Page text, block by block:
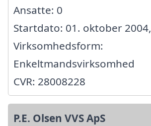
Ansatte: 0
Startdato: 01. oktober 2004,
Virksomhedsform:
Enkeltmandsvirksomhed
CVR: 28008228
P.E. Olsen VVS ApS